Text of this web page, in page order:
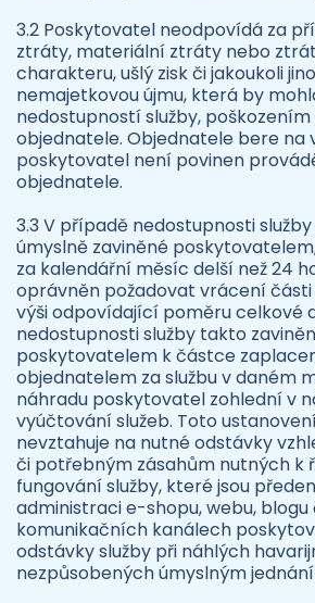
3.2 Poskytovatel neodpovídá za
ztráty, materiální ztráty nebo
charakteru, ušlý zisk či jakoukoli
nemajetkovou újmu, která by
nedostupností služby,
objednatele. Objednatele bere na
poskytovatel není povinen
objednatele.
3.3 V případě nedostupnosti
úmyslně zaviněné
za kalendářní měsíc delší než 24
oprávněn požadovat vrácení
výši odpovídající poměru celkové
nedostupnosti služby takto
poskytovatelem k částce
objednatelem za službu v daném
náhradu poskytovatel zohlední v
vyúčtování služeb. Toto
nevztahuje na nutné odstávky
či potřebným zásahům nutných k
fungování služby, které jsou
administraci e-shopu, webu, blogu
komunikačních kanálech
odstávky služby při náhlých
nezpůsobených úmyslným